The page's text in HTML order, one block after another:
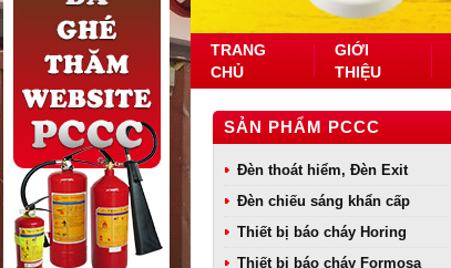
TRANG
CHỦ
GIỚI
THIỆU
SẢN PHẨM PCCC
Đèn thoát hiểm, Đèn Exit
Đèn chiếu sáng khẩn cấp
Thiết bị báo cháy Horing
Thiết bị báo cháy Formosa